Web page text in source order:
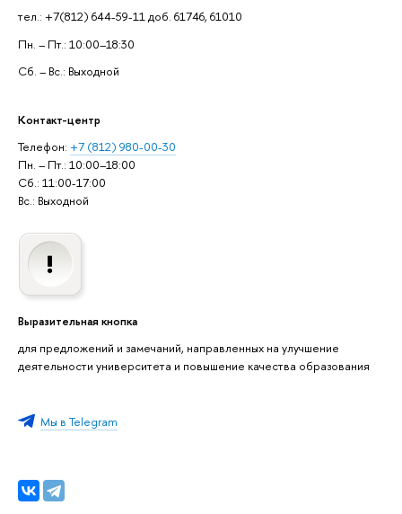
тел.: +7(812) 644-59-11 доб. 61746, 61010
Пн. – Пт.: 10:00–18:30
Сб. – Вс.: Выходной
Контакт-центр
Телефон: +7 (812) 980-00-30
Пн. – Пт.: 10:00–18:00
Сб.: 11:00-17:00
Вс.: Выходной
Выразительная кнопка
для предложений и замечаний, направленных на улучшение
деятельности университета и повышение качества образования
Мы в Telegram